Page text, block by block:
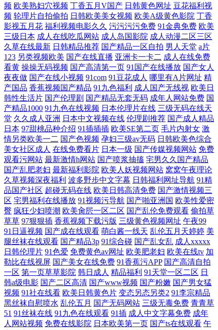
线 亚洲成年人瑟瑟 成全动漫视频观看免费下载 免费电影观看 香蕉视频在
线网站 操13p 久热国产精品 微拍福利国产情侣自拍 AV福利网 久草成人网
站 天龙影院在线观看 97超碰福利 激情欧美日 三年片在线观 91精品人成在
线 国产最新精品视频
频 欧美熟妇穴视频 丁香五月V国产 日韩黄色网址 豆花福利视
频 轮理片自拍偷拍 日韩欧美美女视频 欧美A级黄色影院 丁香
影视五月花 福利视频电影久久 污污污污免费 91金典免费 欧美
三级日本 成人在线吃瓜网站 成人岛国影院 成人动漫二区三区
久草在线最新 日韩精品推荐 国产精品一区自拍 男人天堂 a片
123 另类视频欧美 国产在线直播 亚洲卡一卡二 成人在线免费
看黄 操操无码视频 国产高清第一页 91国产在线播放 国产女人
夜夜做 国产在线小视频 91com 91豆花成人 哪里有A片网址 精
产国品 香蕉视频国产精品 91九色福利 成人国产无线视 欧美日
韩性生活片 国产伦理剧 国产精品无套无码 成年人网站免费 国
产精品1000 91九色在线视频 日本伦理片在线 三级无码在线天
堂 久久成人亚洲 日本中文视频在线 伦理剧推荐 国产成人精品
日本 97甜桃品种介绍 91插插插 欧美SE第二页 毛片内射女 激
情另类欧美一二 国产色视频 孕妇三级av无码 日韩欧美色综合
美女社区成人 在线免费看片 日本一级 国产传媒视频网站 免费
观看污网站 最新激情h网站 国产喷浆抽搐 宅男久久国产精品
国产乱肥老妇 最新福利影院 欧美人妖视频网站 窝窝午夜理论
久草视频深夜福利 波多野步中文字幕 日韩福利网址导航 91精
品国产社区 超碰无码在线 欧美日韩高清免费 国产激情视频三
区 宅男福利在线播放 91视频污导航 国产啪亚洲国 欧美性爱密
臀 疯狂少妇喷潮 欧美肏屄一区二区 国产乱伦免费观看 偷拍草
草草 97狠狠插 香蕉视频下载污版 三级黄色视频网址 午夜99
91日逼视频 国产成在线观看 萌白酱一线天 乱伦五月天婷婷 美
腿丝袜在线观看 国产精品3p 91综合碰 国产乱女乱 成人xxxxx
日韩伦理片 91色爱 免费黄色av网址 欧美肥老妇 欧美在线tv 加
勒比在线视屏 国产美女在线免费 91香蕉污APP 国产高清自拍
一区 第一页草草影院 韩日成人 精品福利 91天堂一区二区 日
韩a级电影 国产二区高清 国产www视频 国产粉嫩 国产男女猛
视频 91社在线看 欧美日韩黄色片 变态另态另类2 91李宗精品
黑丝袜自慰喷水 乱伦五月 国产无码网站 三级无毒免费 青青草
51 91丝袜在线 91九色在线观看 91插 成人中文字幕免费 成年
人网站视频 免费在线影院 日本欧美第一页 国产ts在线观看 午